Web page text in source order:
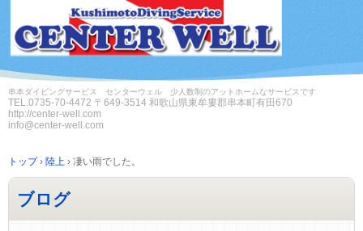
串本ダイビングサービス センターウェル 少人数制のアットホームなサービスです
TEL.0735-70-4472 〒649-3514 和歌山県東牟婁郡串本町有田670
http://center-well.com
info@center-well.com
トップ› 陸上 › 凄い雨でした。
ブログ